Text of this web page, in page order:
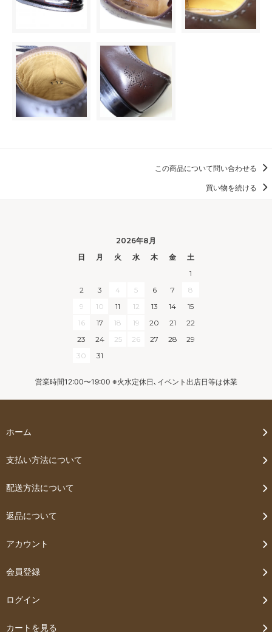
この商品について問い合わせる
買い物を続ける
2026年8月
日
月 火 水 木 金
土
1
2
3 4 5 6 7
8
9
10 11 12 13 14
15
16
17 18 19 20 21
22
23
24 25 26 27 28
29
30
31
営業時間12:00〜19:00 ※火水定休日､イベント出店日等は休業
ホーム
支払い方法について
配送方法について
返品について
アカウント
会員登録
ログイン
カートを見る